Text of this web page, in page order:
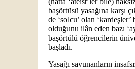
başörtüsü yasağına karşı
de ‘solcu’ olan
olduğunu ilân eden bazı
başörtülü öğrencilerin
başladı.
Yasağı savunanların